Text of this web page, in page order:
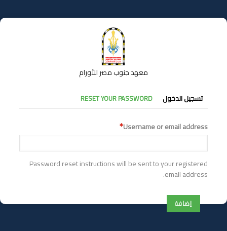
إلى
المحتوى
معهد جنوب مصر للأورام
التبويبات
الأساسية
تسجيل الدخول RESET YOUR PASSWORD
Username or email address
Password reset instructions will be sent to your registered
email address.